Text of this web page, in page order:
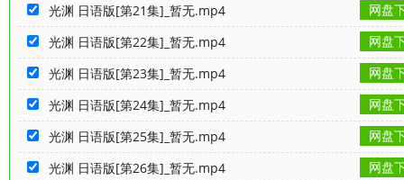
光渊 日语版[第21集]_暂无.mp4
网盘
光渊 日语版[第22集]_暂无.mp4
网盘
光渊 日语版[第23集]_暂无.mp4
网盘
光渊 日语版[第24集]_暂无.mp4
网盘
光渊 日语版[第25集]_暂无.mp4
网盘
光渊 日语版[第26集]_暂无.mp4
网盘